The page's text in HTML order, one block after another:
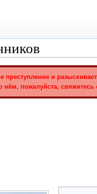
преступление и
нём, пожалуйста, свяжитесь